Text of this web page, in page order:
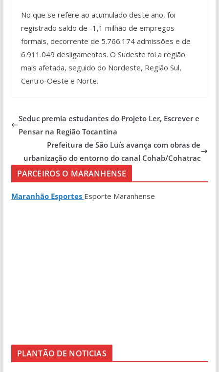
No que se refere ao acumulado deste ano, foi
registrado saldo de -1,1 milhão de empregos
formais, decorrente de 5.766.174 admissões e de
6.911.049 desligamentos. O Sudeste foi a região
mais afetada, seguido do Nordeste, Região Sul,
Centro-Oeste e Norte.
Seduc premia estudantes do Projeto Ler, Escrever e
Pensar na Região Tocantina
Prefeitura de São Luís avança com obras de
urbanização do entorno do canal Cohab/Cohatrac
PARCEIROS O MARANHENSE
Maranhão Esportes Esporte Maranhense
PLANTÃO DE NOTICIAS